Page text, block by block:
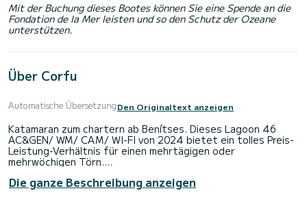
Mit der Buchung dieses Bootes können Sie eine Spende an die
Fondation de la Mer leisten und so den Schutz der Ozeane
unterstützen.
Über Corfu
Automatische ÜbersetzungDen Originaltext anzeigen
Katamaran zum chartern ab Benítses. Dieses Lagoon 46
AC&GEN/ WM/ CAM/ WI-FI von 2024 bietet ein tolles Preis-
Leistung-Verhältnis für einen mehrtägigen oder
mehrwöchigen Törn.
Das Boot hat 6 Kabinen mit allem Komfort und eine
Kapazität von 12 Personen. Mit einer Gesamtlänge von 14
Die ganze Beschreibung anzeigen